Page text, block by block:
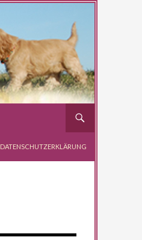
DATENSCHUTZERKLÄRUNG